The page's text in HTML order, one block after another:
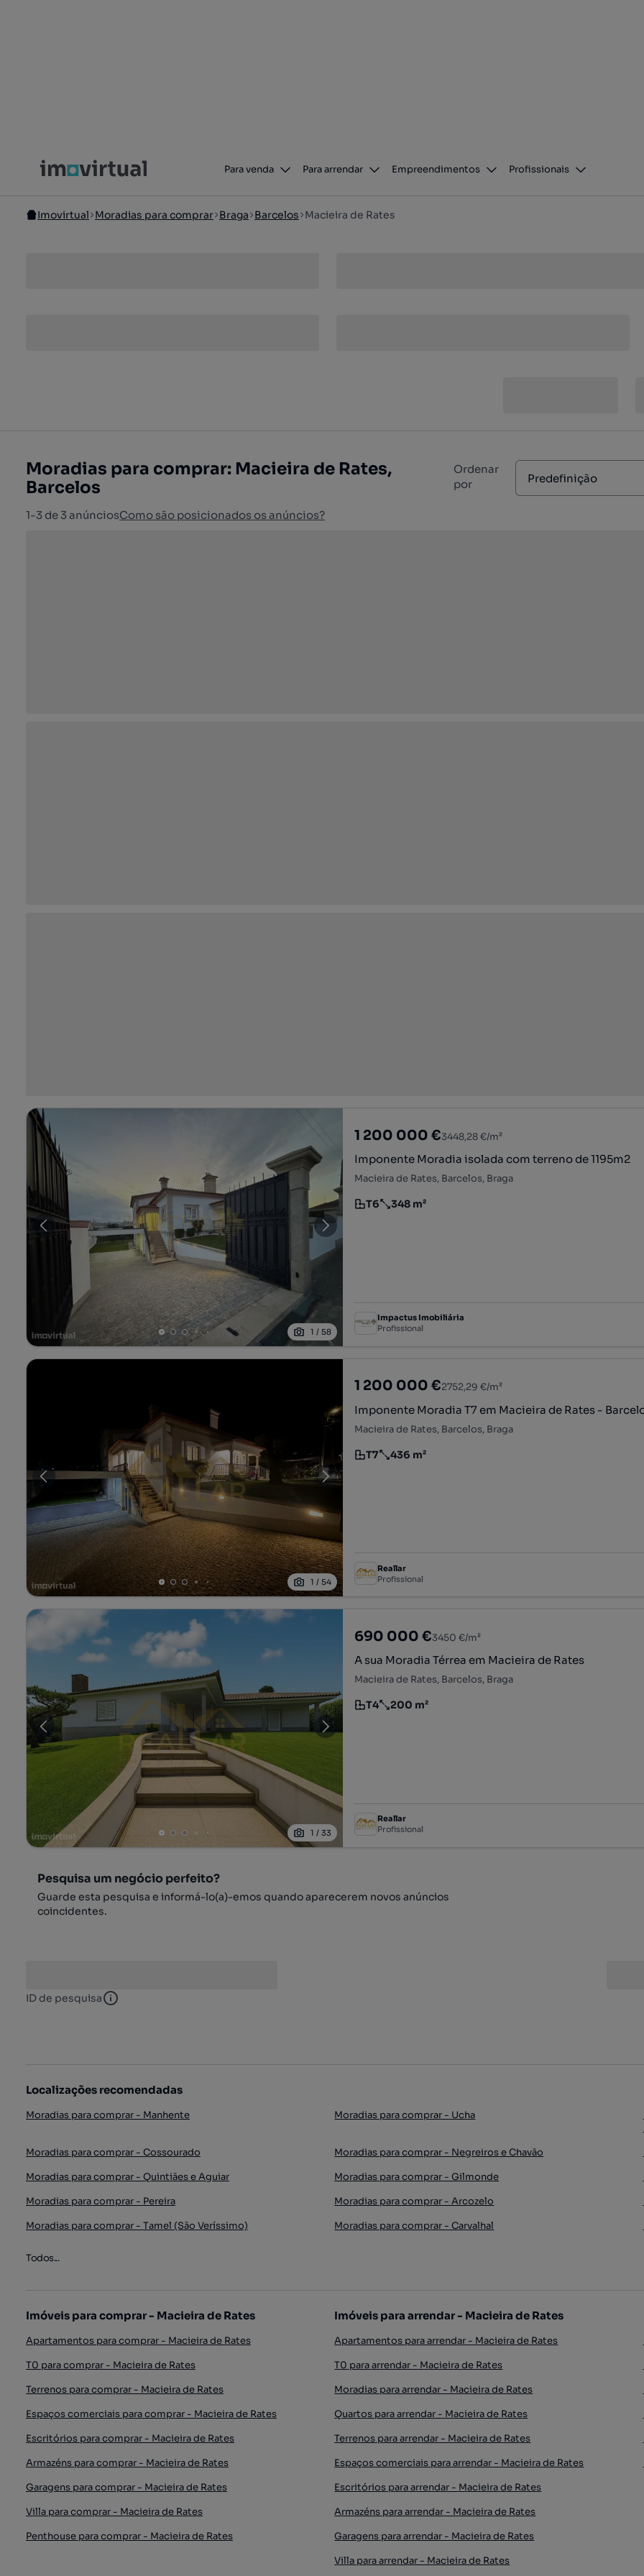
Para venda Para arrendar Empreendimentos Profissionais
Imovirtual Moradias para comprar Braga Barcelos Macieira de Rates
Moradias para comprar: Macieira de Rates,
Barcelos
1-3 de 3 anúnciosComo são posicionados os anúncios?
Ordenar
por
Predefinição
1 / 58
1 200 000 €3448,28 €/m²
Imponente Moradia isolada com terreno de 1195m2
Macieira de Rates, Barcelos, Braga
Tipologia
T6
Preço por metro quadrado
348 m²
Impactus Imobiliária
Profissional
1 / 54
1 200 000 €2752,29 €/m²
Imponente Moradia T7 em Macieira de Rates -
Macieira de Rates, Barcelos, Braga
Tipologia
T7
Preço por metro quadrado
436 m²
Reallar
Profissional
1 /33
690 000 €3450 €/m²
A sua Moradia Térrea em Macieira de Rates
Macieira de Rates, Barcelos, Braga
Tipologia
T4
Preço por metro quadrado
200 m²
Reallar
Profissional
Pesquisa um negócio perfeito?
Guarde esta pesquisa e informá-lo(a)-emos quando aparecerem novos anúncios
coincidentes.
ID de pesquisa ID de pesquisa
Localizações recomendadas
Moradias para comprar - Manhente Moradias para comprar - Ucha
Moradias para comprar - Cossourado
Moradias para comprar - Negreiros e Chavão
Moradias para comprar - Quintiães e Aguiar
Moradias para comprar - Gilmonde
Moradias para comprar - Pereira
Moradias para comprar - Arcozelo
Moradias para comprar - Tamel (São Veríssimo)
Moradias para comprar - Carvalhal
Todos...
Imóveis para comprar - Macieira de Rates
Apartamentos para comprar - Macieira de Rates
T0 para comprar - Macieira de Rates
Terrenos para comprar - Macieira de Rates
Espaços comerciais para comprar - Macieira de Rates
Escritórios para comprar - Macieira de Rates
Armazéns para comprar - Macieira de Rates
Garagens para comprar - Macieira de Rates
Villa para comprar - Macieira de Rates
Penthouse para comprar - Macieira de Rates
Imóveis para arrendar - Macieira de Rates
Apartamentos para arrendar - Macieira de Rates
T0 para arrendar - Macieira de Rates
Moradias para arrendar - Macieira de Rates
Quartos para arrendar - Macieira de Rates
Terrenos para arrendar - Macieira de Rates
Espaços comerciais para arrendar - Macieira de Rates
Escritórios para arrendar - Macieira de Rates
Armazéns para arrendar - Macieira de Rates
Garagens para arrendar - Macieira de Rates
Villa para arrendar - Macieira de Rates